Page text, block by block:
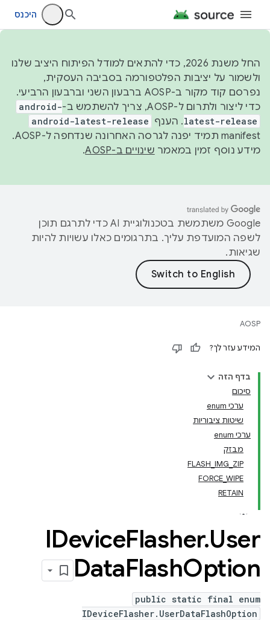
היכנס
החל משנת 2026, כדי להתאים למודל הפיתוח היציב שלנו
ולשמור על יציבות הפלטפורמה בסביבה העסקית,
נפרסם קוד מקור ב-AOSP ברבעון השני וברבעון הרביעי.
כדי ליצור ולתרום ל-AOSP, צריך להשתמש ב-
android-
latest-release. הענף android-latest-release
manifest תמיד יפנה לגרסה האחרונה שנדחפה ל-AOSP.
מידע נוסף זמין במאמר שינויים ב-AOSP .
‫Google משתמשת בטכנולוגיית AI כדי לתרגם תוכן
לשפה המועדפת עליך. בתרגומים כאלו עשויות להיות
שגיאות.
AOSP
המידע עזר לך?
בדף הזה
סיכום
ערכי enum
שיטות ציבוריות
ערכי enum
מבזק
FLASH_IMG_ZIP
FORCE_WIPE
RETAIN
IDeviceFlasher.User
DataFlashOption
public static final enum
IDeviceFlasher.UserDataFlashOption